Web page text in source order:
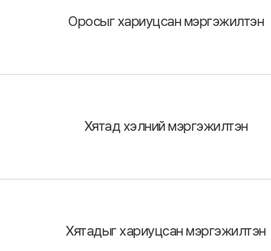
Оросыг хариуцсан мэргэжилтэн
Хятад хэлний мэргэжилтэн
Хятадыг хариуцсан мэргэжилтэн